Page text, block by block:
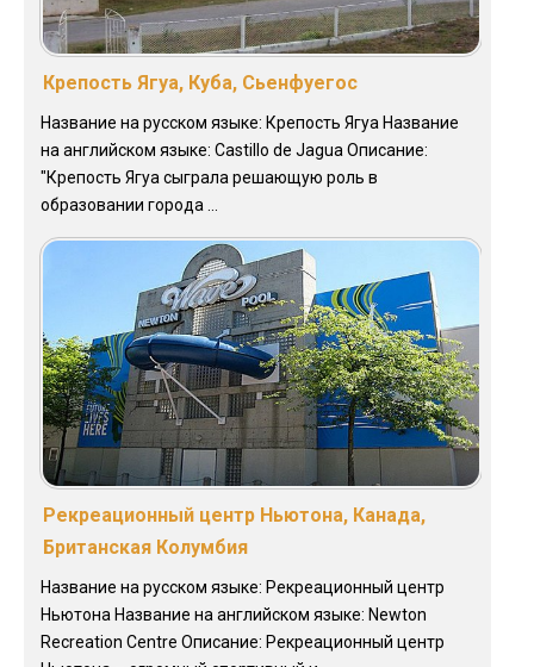
Крепость Ягуа, Куба, Сьенфуегос
Название на русском языке: Крепость Ягуа Название
на английском языке: Castillo de Jagua Описание:
"Крепость Ягуа сыграла решающую роль в
образовании города ...
Рекреационный центр Ньютона, Канада,
Британская Колумбия
Название на русском языке: Рекреационный центр
Ньютона Название на английском языке: Newton
Recreation Centre Описание: Рекреационный центр